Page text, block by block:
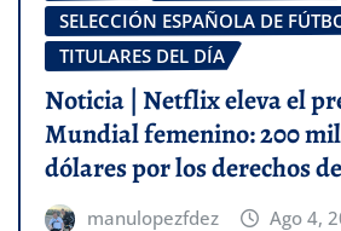
SELECCIÓN ESPAÑOLA DE
TITULARES DEL DÍA
Noticia | Netflix eleva el
Mundial femenino: 200
dólares por los derechos
manulopezfdez Ago 4,